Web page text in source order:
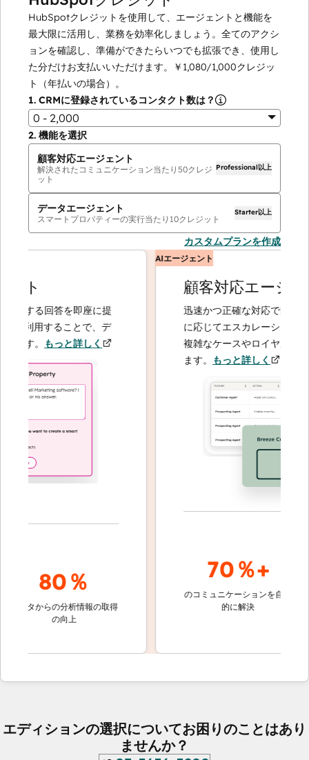
HubSpotクレジットを使用して、エージェントと機能を
最大限に活用し、業務を効率化しましょう。全てのアクシ
ョンを確認し、準備ができたらいつでも拡張でき、使用し
た分だけお支払いいただけます。
￥1,080/1,000クレジッ
ト（年払いの場合）。
1. CRMに登録されているコンタクト数は？
0 - 2,000
2. 機能を選択
顧客対応エージェント
解決されたコミュニケーション当たり 50クレジ
ット
Professional以上
データエージェント
スマートプロパティーの実行当たり 10クレジット
Starter以上
カスタムプランを作成
する回答を即座に提
用することで、デ
もっと詳しく
80％
タからの分析情報の取得
の向上
AIエージェント
顧客対応エージェン
迅速かつ正確な対応で問い合わ
に応じてエスカレーションする
複雑なケースやロイヤルティー
ます。もっと詳しく
70％+
のコミュニケーションを自動
的に解決
顧客対
エディションの選択についてお困りのことはあり
ませんか？